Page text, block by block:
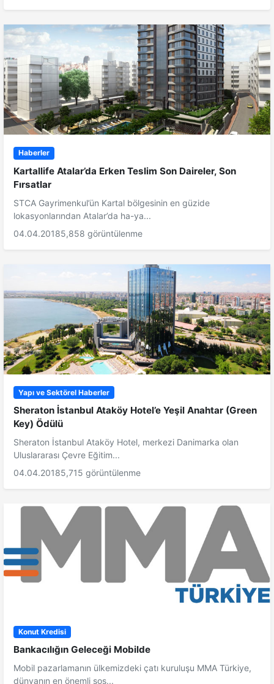
Haberler
Kartallife Atalar’da Erken Teslim Son Daireler, Son
Fırsatlar
STCA Gayrimenkul’ün Kartal bölgesinin en güzide
lokasyonlarından Atalar’da ha-ya...
04.04.20185,858 görüntülenme
Yapı ve Sektörel Haberler
Sheraton İstanbul Ataköy Hotel’e Yeşil Anahtar (Green
Key) Ödülü
Sheraton İstanbul Ataköy Hotel, merkezi Danimarka olan
Uluslararası Çevre Eğitim...
04.04.20185,715 görüntülenme
Konut Kredisi
Bankacılığın Geleceği Mobilde
Mobil pazarlamanın ülkemizdeki çatı kuruluşu MMA Türkiye,
dünyanın en önemli sos...